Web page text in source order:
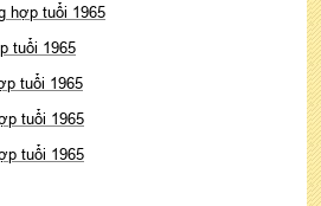
hợp tuổi 1965
tuổi 1965
tuổi 1965
tuổi 1965
tuổi 1965